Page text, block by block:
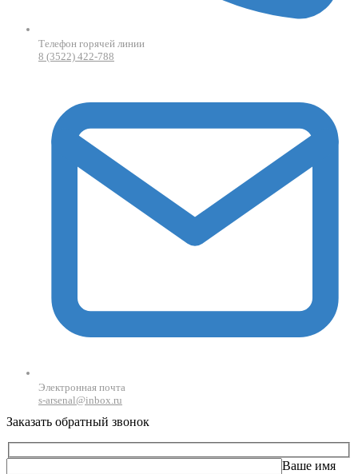
Телефон горячей линии
8 (3522) 422-788
Электронная почта
s-arsenal@inbox.ru
Заказать обратный звонок
Ваше имя